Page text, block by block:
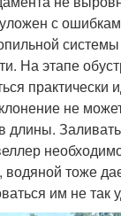
с
На этапе
практически
не
длины.
водяной тоже
им не так